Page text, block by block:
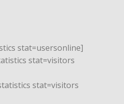
stat=usersonline]
stat=visitors
stat=visitors